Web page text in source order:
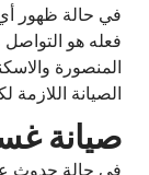
في حالة ظهور
فعله هو التواصل
المنصورة
الصيانة اللازمة
صيانة